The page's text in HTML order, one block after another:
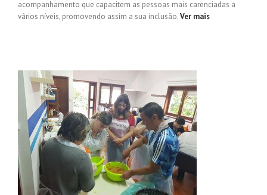
acompanhamento que capacitem as pessoas mais carenciadas a
vários níveis, promovendo assim a sua inclusão.Ver mais